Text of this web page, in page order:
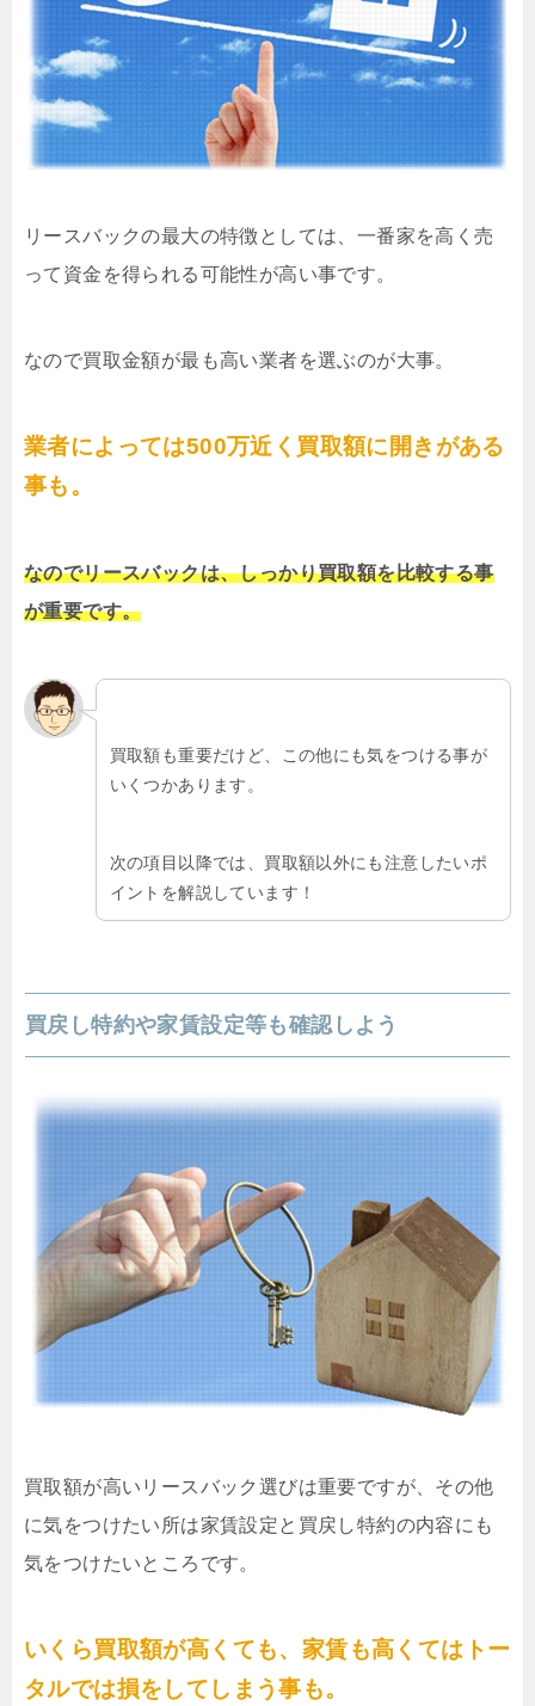
リースバックの最大の特徴としては、一番家を高く売
って資金を得られる可能性が高い事です。
なので買取金額が最も高い業者を選ぶのが大事。
業者によっては500万近く買取額に開きがある
事も。
なのでリースバックは、しっかり買取額を比較する事
が重要です。
買取額も重要だけど、この他にも気をつける事が
いくつかあります。
次の項目以降では、買取額以外にも注意したいポ
イントを解説しています！
買戻し特約や家賃設定等も確認しよう
買取額が高いリースバック選びは重要ですが、その他
に気をつけたい所は家賃設定と買戻し特約の内容にも
気をつけたいところです。
いくら買取額が高くても、家賃も高くてはトー
タルでは損をしてしまう事も。